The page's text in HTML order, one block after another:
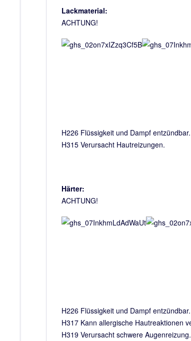
Lackmaterial:
ACHTUNG!
H226 Flüssigkeit und Dampf entzündbar.
H315 Verursacht Hautreizungen.
Härter:
ACHTUNG!
H226 Flüssigkeit und Dampf entzündbar.
H317 Kann allergische Hautreaktionen
H319 Verursacht schwere Augenreizung.